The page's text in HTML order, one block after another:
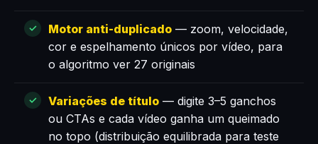
Motor anti-duplicado — zoom, velocidade,
cor e espelhamento únicos por vídeo, para
o algoritmo ver 27 originais
Variações de título — digite 3–5 ganchos
ou CTAs e cada vídeo ganha um queimado
no topo (distribuição equilibrada para teste